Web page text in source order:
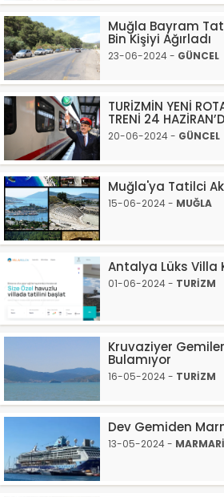
Muğla Bayram
Bin Kişiyi Ağırladı
23-06-2024 - GÜNCEL
TURİZMİN YENİ
TRENİ 24
20-06-2024 - GÜNCEL
Muğla'ya Tatilci
15-06-2024 - MUĞLA
Antalya Lüks Villa
01-06-2024 - TURİZM
Kruvaziyer
Bulamıyor
16-05-2024 - TURİZM
Dev Gemiden
13-05-2024 -